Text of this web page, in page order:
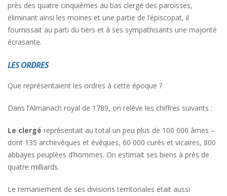
près des quatre cinquièmes au bas clergé des paroisses,
éliminant ainsi les moines et une partie de l’épiscopat, il
fournissait au parti du tiers et à ses sympathisants une majorité
écrasante.
LES ORDRES
Que représentaient les ordres à cette époque ?
Dans l’Almanach royal de 1789, on relève les chiffres suivants :
Le clergé représentait au total un peu plus de 100 000 âmes –
dont 135 archevêques et évêques, 60 000 curés et vicaires, 800
abbayes peuplées d’hommes. On estimait ses biens à près de
quatre milliards.
Le remaniement de ses divisions territoriales était aussi